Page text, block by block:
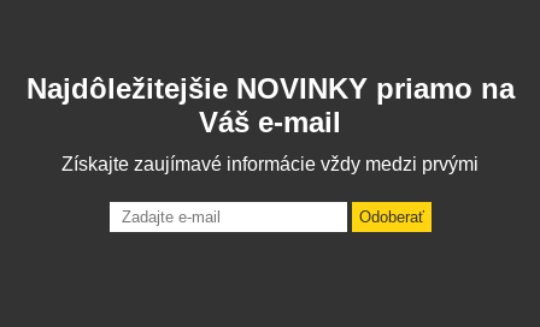
Najdôležitejšie NOVINKY priamo na
Váš e-mail
Získajte zaujímavé informácie vždy medzi prvými
Odoberať